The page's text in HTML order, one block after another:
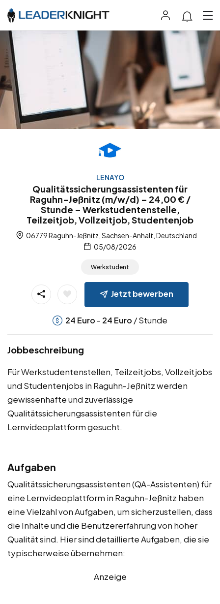
LENAYO
Qualitätssicherungsassistenten für
Raguhn-Jeßnitz (m/w/d) – 24,00 € /
Stunde – Werkstudentenstelle,
Teilzeitjob, Vollzeitjob, Studentenjob
06779 Raguhn-Jeßnitz, Sachsen-Anhalt, Deutschland
05/08/2026
Werkstudent
Jetzt bewerben
24 Euro - 24 Euro / Stunde
Jobbeschreibung
Für Werkstudentenstellen, Teilzeitjobs, Vollzeitjobs
und Studentenjobs in Raguhn-Jeßnitz werden
gewissenhafte und zuverlässige
Qualitätssicherungsassistenten für die
Lernvideoplattform gesucht.
Aufgaben
Qualitätssicherungsassistenten (QA-Assistenten) für
eine Lernvideoplattform in Raguhn-Jeßnitz haben
eine Vielzahl von Aufgaben, um sicherzustellen, dass
die Inhalte und die Benutzererfahrung von hoher
Qualität sind. Hier sind detaillierte Aufgaben, die sie
typischerweise übernehmen:
Anzeige